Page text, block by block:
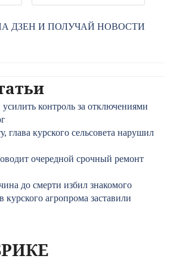
ДЗЕН И ПОЛУЧАЙ НОВОСТИ
контроль за отключениями
глава курского сельсовета нарушил
очередной срочный ремонт
до смерти избил знакомого
агропрома заставили